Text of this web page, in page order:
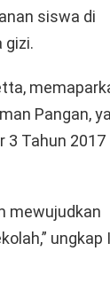
siswa di
gizi.
Pangan,
3 Tahun 2017
mewujudkan
ungkap I